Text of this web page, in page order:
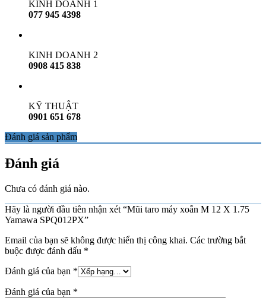
KINH DOANH 1
077 945 4398
KINH DOANH 2
0908 415 838
KỸ THUẬT
0901 651 678
Đánh giá sản phẩm
Đánh giá
Chưa có đánh giá nào.
Hãy là người đầu tiên nhận xét “Mũi taro máy xoắn M 12 X 1.75
Yamawa SPQ012PX”
Email của bạn sẽ không được hiển thị công khai. Các trường bắt
buộc được đánh dấu *
Đánh giá của bạn *
Đánh giá của bạn *